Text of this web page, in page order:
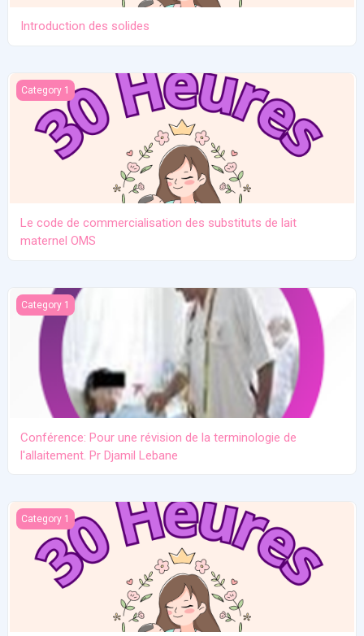
Introduction des solides
Le code de commercialisation des substituts de lait maternel
Category 1
Le code de commercialisation des substituts de lait
maternel OMS
Conférence: Pour une révision de la terminologie de l'allaitement.
Category 1
Conférence: Pour une révision de la terminologie de
l'allaitement. Pr Djamil Lebane
Les problèmes communs en allaitement maternel
Category 1